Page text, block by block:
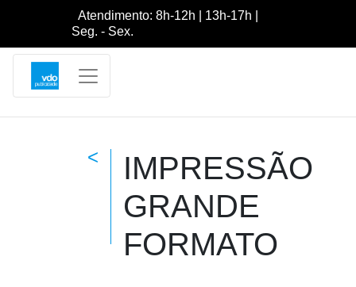
Atendimento: 8h-12h | 13h-17h |
Seg. - Sex.
<
IMPRESSÃO
GRANDE
FORMATO